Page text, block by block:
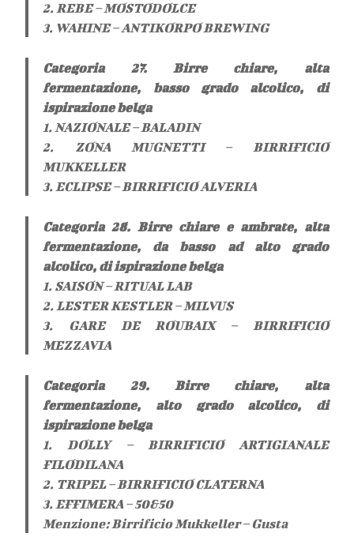
2. REBE – MOSTODOLCE
3. WAHINE – ANTIKORPO BREWING
Categoria 27. Birre chiare, alta
fermentazione, basso grado alcolico, di
ispirazione belga
1. NAZIONALE – BALADIN
2. ZONA MUGNETTI – BIRRIFICIO
MUKKELLER
3. ECLIPSE – BIRRIFICIO ALVERIA
Categoria 28. Birre chiare e ambrate, alta
fermentazione, da basso ad alto grado
alcolico, di ispirazione belga
1. SAISON – RITUAL LAB
2. LESTER KESTLER – MILVUS
3. GARE DE ROUBAIX – BIRRIFICIO
MEZZAVIA
Categoria 29. Birre chiare, alta
fermentazione, alto grado alcolico, di
ispirazione belga
1. DOLLY – BIRRIFICIO ARTIGIANALE
FILODILANA
2. TRIPEL – BIRRIFICIO CLATERNA
3. EFFIMERA – 50&50
Menzione: Birrificio Mukkeller – Gusta